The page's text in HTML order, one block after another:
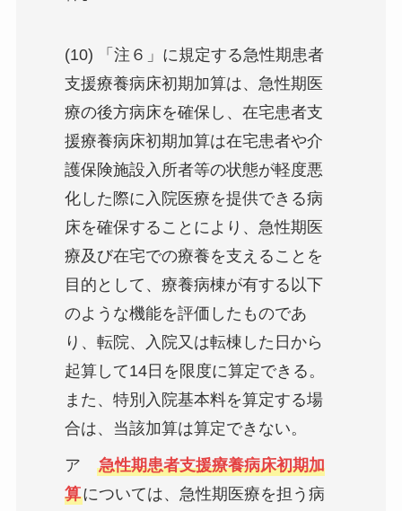
(10) 「注６」に規定する急性期患者
支援療養病床初期加算は、急性期医
療の後方病床を確保し、在宅患者支
援療養病床初期加算は在宅患者や介
護保険施設入所者等の状態が軽度悪
化した際に入院医療を提供できる病
床を確保することにより、急性期医
療及び在宅での療養を支えることを
目的として、療養病棟が有する以下
のような機能を評価したものであ
り、転院、入院又は転棟した日から
起算して14日を限度に算定できる。
また、特別入院基本料を算定する場
合は、当該加算は算定できない。
ア 急性期患者支援療養病床初期加
算については、急性期医療を担う病